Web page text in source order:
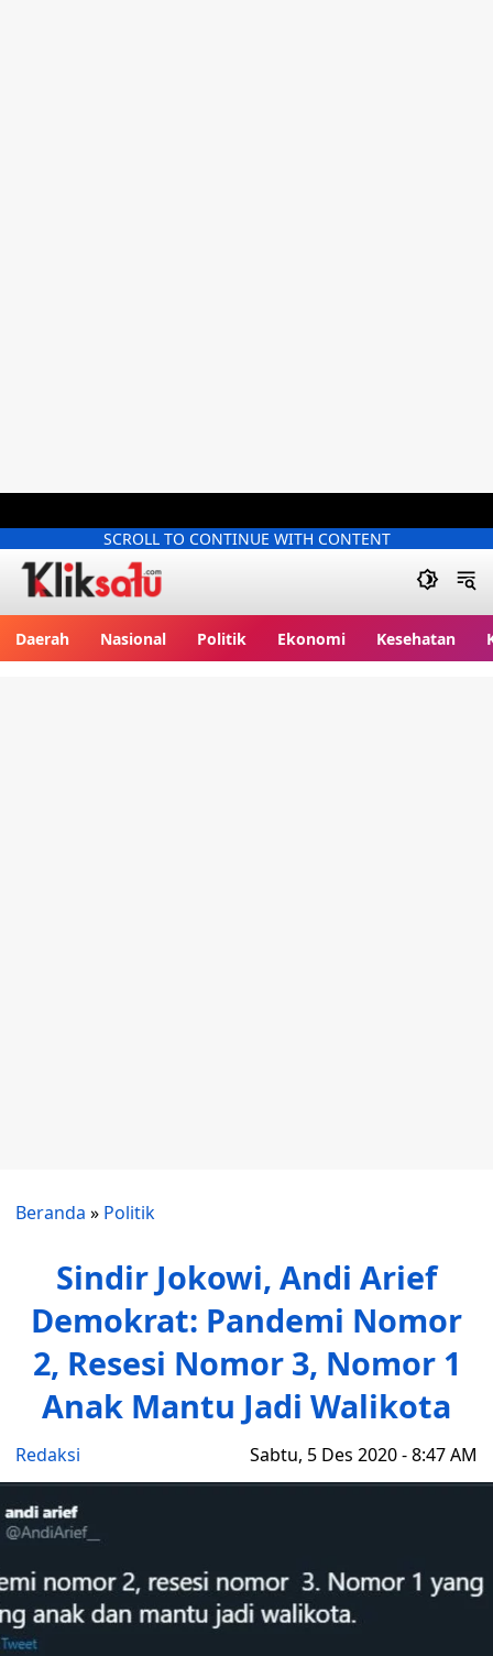
SCROLL TO CONTINUE WITH CONTENT
Daerah Nasional Politik Ekonomi Kesehatan
Beranda » Politik
Sindir Jokowi, Andi Arief
Demokrat: Pandemi Nomor
2, Resesi Nomor 3, Nomor 1
Anak Mantu Jadi Walikota
Redaksi Sabtu, 5 Des 2020 - 8:47 AM